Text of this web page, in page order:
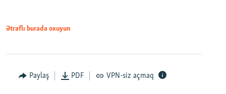
Ətraflı burada oxuyun
Paylaş PDF VPN-siz açmaq